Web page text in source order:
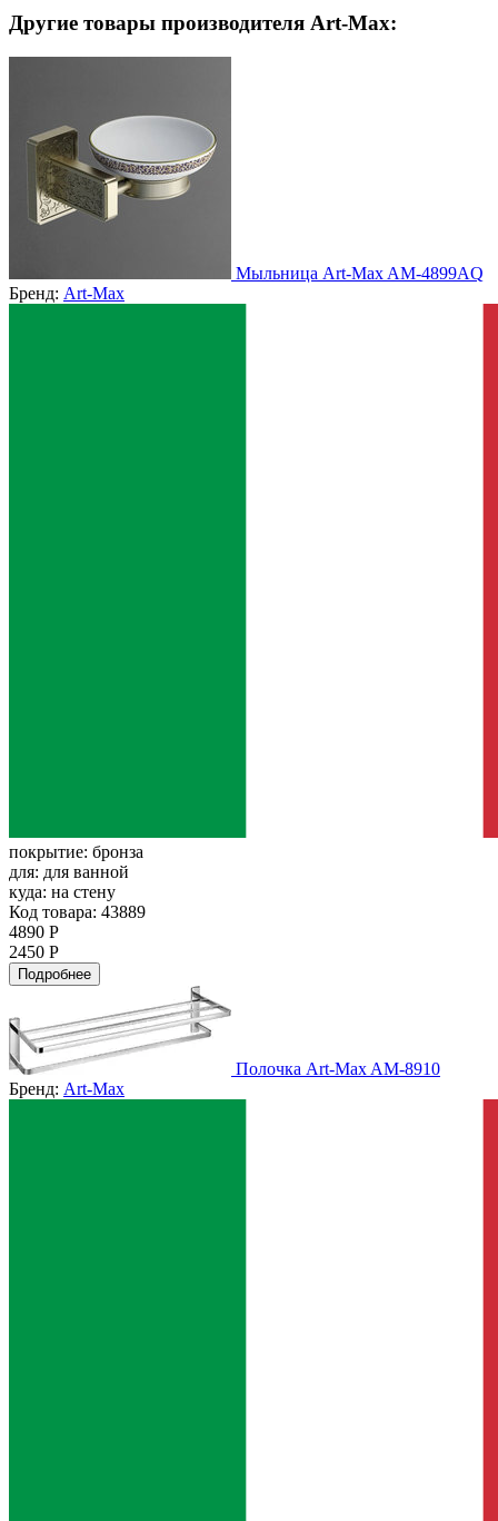
Другие товары производителя Art-Max:
Мыльница Art-Max AM-4899AQ
Бренд: Art-Max
покрытие: бронза
для: для ванной
куда: на стену
Код товара: 43889
4890 Р
2450 Р
Подробнее
Полочка Art-Max AM-8910
Бренд: Art-Max